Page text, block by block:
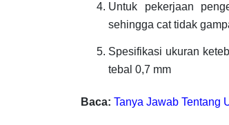
Untuk pekerjaan
sehingga cat tidak
Spesifikasi ukuran
tebal 0,7 mm
Baca: Tanya Jawab Tentang